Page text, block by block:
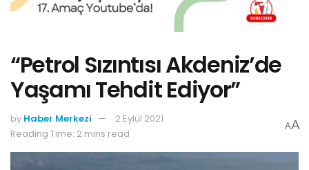
“Petrol Sızıntısı Akdeniz’de
Yaşamı Tehdit Ediyor”
by Haber Merkezi
2 Eylül 2021
Reading Time: 2 mins read
AA